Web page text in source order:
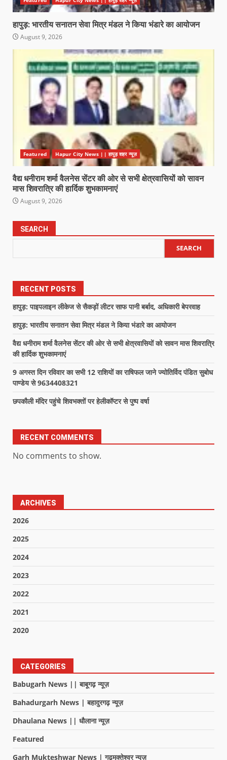
हापुड़: भारतीय सनातन सेवा मित्र मंडल ने किया भंडारे का आयोजन
August 9, 2026
Featured Hapur City News || हापुड़ शहर न्यूज़
वैद्य धनीराम शर्मा वैलनेस सेंटर की ओर से सभी क्षेत्रवासियों को सावन
मास शिवरात्रि की हार्दिक शुभकामनाएं
August 9, 2026
SEARCH
SEARCH
RECENT POSTS
हापुड़: पाइपलाइन लीकेज से सैकड़ों लीटर साफ पानी बर्बाद, अधिकारी बेपरवाह
हापुड़: भारतीय सनातन सेवा मित्र मंडल ने किया भंडारे का आयोजन
वैद्य धनीराम शर्मा वैलनेस सेंटर की ओर से सभी क्षेत्रवासियों को सावन मास शिवरात्रि
की हार्दिक शुभकामनाएं
9 अगस्त दिन रविवार का सभी 12 राशियों का राषिफल जाने ज्योतिर्विद पंडित सुबोध
पाण्डेय से 9634408321
छपकौली मंदिर पहुंचे शिवभक्तों पर हेलीकॉप्टर से पुष्प वर्षा
RECENT COMMENTS
No comments to show.
ARCHIVES
2026
2025
2024
2023
2022
2021
2020
CATEGORIES
Babugarh News || बाबूगढ़ न्यूज़
Bahadurgarh News | बहादुरगढ़ न्यूज़
Dhaulana News || धौलाना न्यूज़
Featured
Garh Mukteshwar News | गढ़मुक्तेश्वर न्यूज़